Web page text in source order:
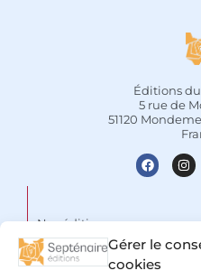
Gérer le
cookies
Éditions
5 rue de
51120
Nos éditions
Auteurs